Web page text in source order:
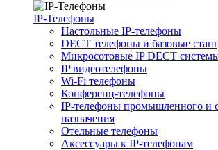
IP-Телефоны
Настольные IP-телефоны
DECT телефоны и базовые
Микросотовые IP DECT
IP видеотелефоны
Wi-Fi телефоны
Конференц-телефоны
IP-телефоны промышленного и
назначения
Отельные телефоны
Аксессуары к IP-телефонам